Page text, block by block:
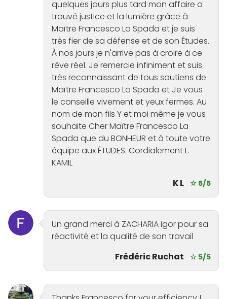
quelques jours plus tard mon affaire a
trouvé justice et la lumière grâce à
Maïtre Francesco La Spada et je suis
très fier de sa défense et de son Études.
À nos jours je n'arrive pas à croire à ce
rêve réel. Je remercie infiniment et suis
très reconnaissant de tous soutiens de
Maïtre Francesco La Spada et Je vous
le conseille vivement et yeux fermes. Au
nom de mon fils Y et moi même je vous
souhaite Cher Maïtre Francesco La
Spada que du BONHEUR et à toute votre
équipe aux ÉTUDES. Cordialement L.
KAMIL
K L ☆ 5/5
Un grand merci à ZACHARIA igor pour sa
réactivité et la qualité de son travail
Frédéric Ruchat
☆ 5/5